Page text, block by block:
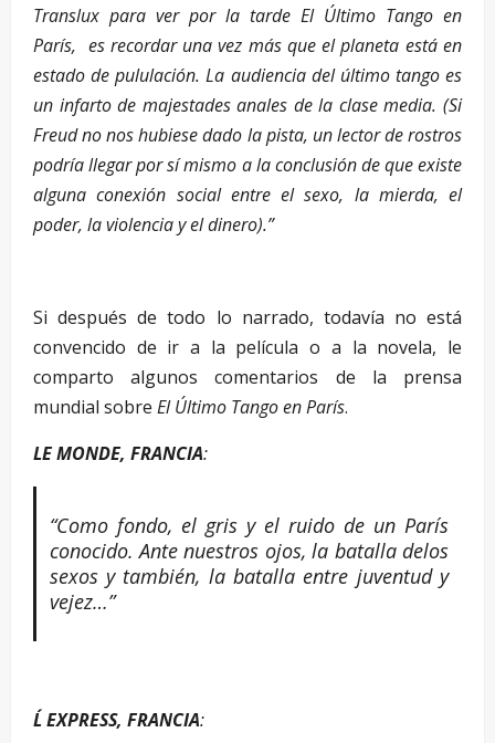
Translux para ver por la tarde El Último Tango en
París, es recordar una vez más que el planeta está en
estado de pululación. La audiencia del último tango es
un infarto de majestades anales de la clase media. (Si
Freud no nos hubiese dado la pista, un lector de rostros
podría llegar por sí mismo a la conclusión de que existe
alguna conexión social entre el sexo, la mierda, el
poder, la violencia y el dinero).”
Si después de todo lo narrado, todavía no está
convencido de ir a la película o a la novela, le
comparto algunos comentarios de la prensa
mundial sobre El Último Tango en París.
LE MONDE, FRANCIA:
“Como fondo, el gris y el ruido de un París
conocido. Ante nuestros ojos, la batalla delos
sexos y también, la batalla entre juventud y
vejez…”
L´ EXPRESS, FRANCIA: